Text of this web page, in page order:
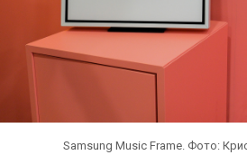
Samsung Music Frame. Фото: